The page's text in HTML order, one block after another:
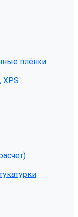
плёнки
XPS